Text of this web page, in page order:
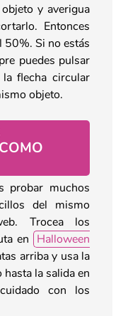
y averigua
Entonces
50%. Si no estás
puedes pulsar
flecha circular
objeto.
probar muchos
del mismo
Trocea los
en Halloween
arriba y usa la
la salida en
con los